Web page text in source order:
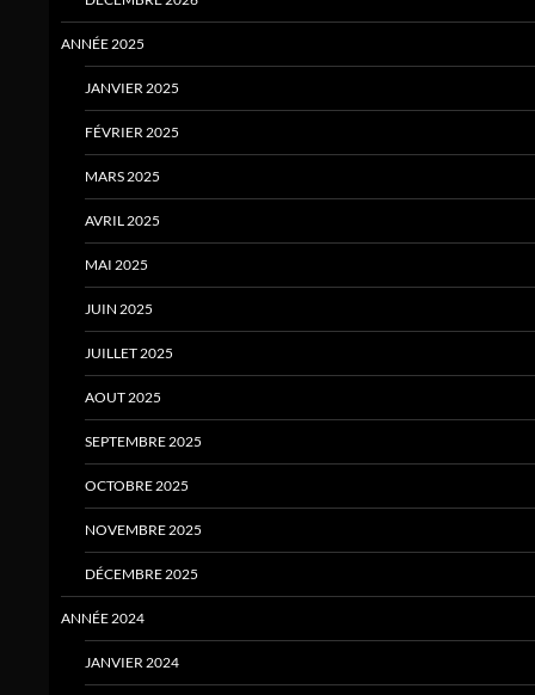
ANNÉE 2025
JANVIER 2025
FÉVRIER 2025
MARS 2025
AVRIL 2025
MAI 2025
JUIN 2025
JUILLET 2025
AOUT 2025
SEPTEMBRE 2025
OCTOBRE 2025
NOVEMBRE 2025
DÉCEMBRE 2025
ANNÉE 2024
JANVIER 2024